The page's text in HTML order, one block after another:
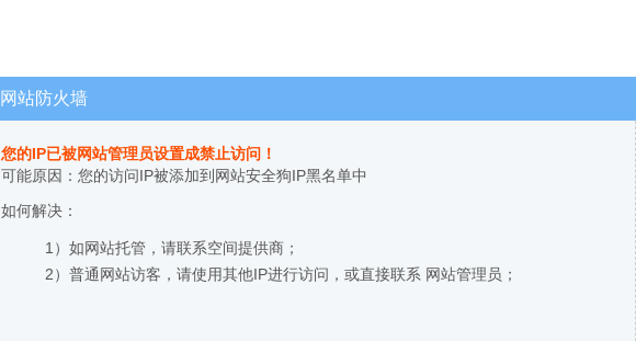
网站防火墙
您的IP已被网站管理员设置成禁止访问！
可能原因：您的访问IP被添加到网站安全狗IP黑名单中
如何解决：
1）如网站托管，请联系空间提供商；
2）普通网站访客，请使用其他IP进行访问，或直接联系 网站管理员；